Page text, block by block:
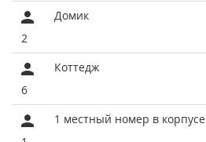
2
Домик
6
Коттедж
1 местный номер в корпусе